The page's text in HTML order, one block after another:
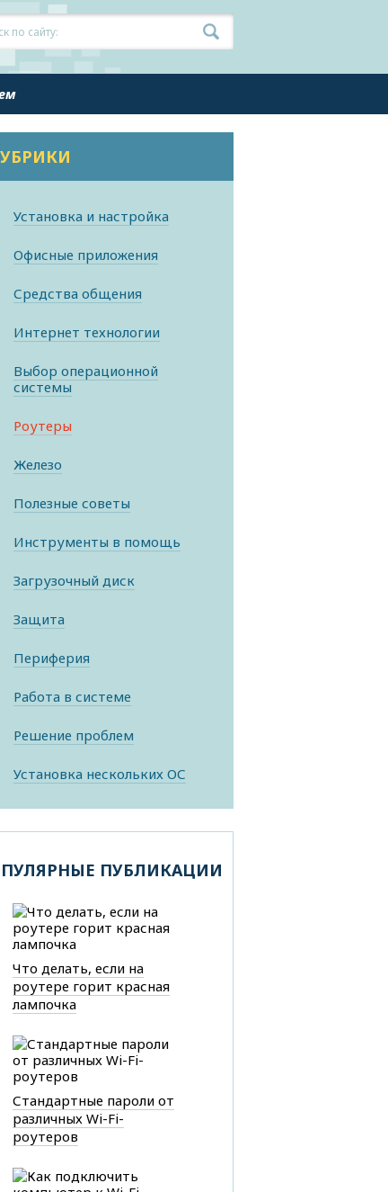
Установка и настройка
Офисные приложения
Средства общения
Интернет технологии
Выбор операционной
системы
Роутеры
Железо
Полезные советы
Инструменты в помощь
Загрузочный диск
Защита
Периферия
Работа в системе
Решение проблем
Установка нескольких ОС
ПУБЛИКАЦИИ
Что делать, если на
роутере горит красная
лампочка
Стандартные пароли от
различных Wi-Fi-
роутеров